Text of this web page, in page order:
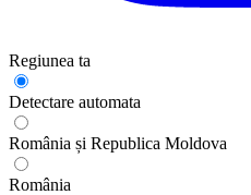
Regiunea ta
Detectare automata
România și Republica Moldova
România